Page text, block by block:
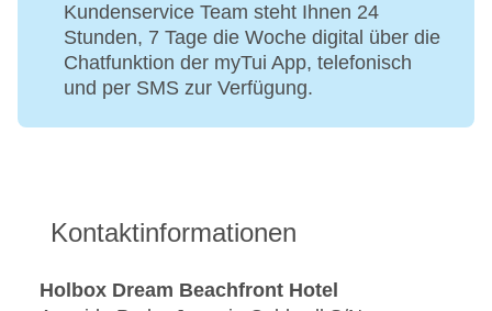
Kundenservice Team steht Ihnen 24
Stunden, 7 Tage die Woche digital über die
Chatfunktion der myTui App, telefonisch
und per SMS zur Verfügung.
Kontaktinformationen
Holbox Dream Beachfront Hotel